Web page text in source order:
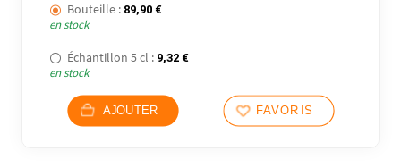
Bouteille : 89,90 €
en stock
Échantillon 5 cl : 9,32 €
en stock
AJOUTER FAVORIS